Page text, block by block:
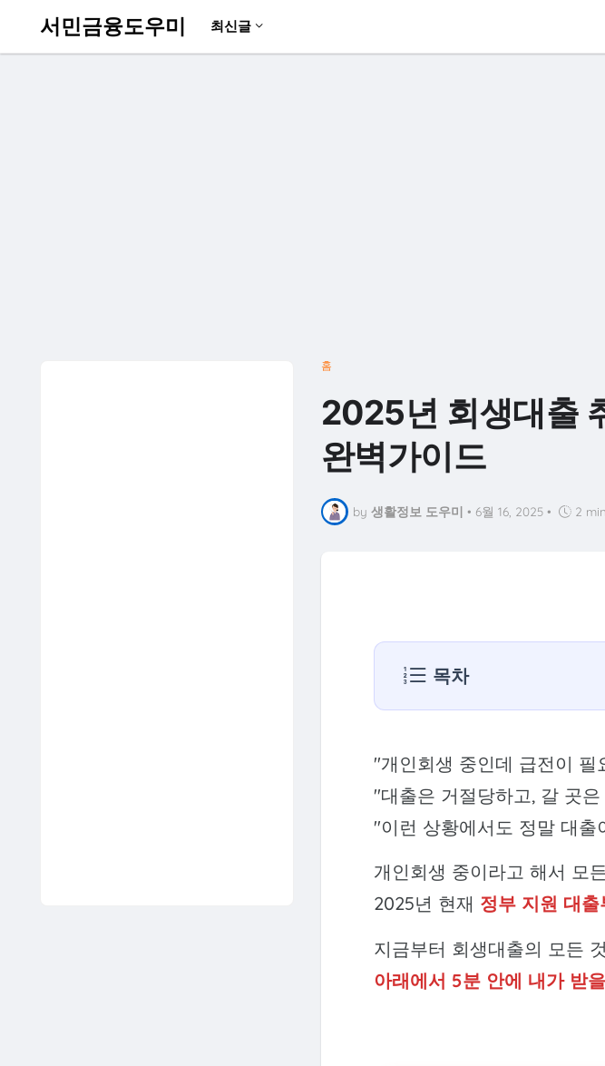
서민금융도우미 최신글
홈
2025년 회생대출
완벽가이드
by 생활정보 도우미 • 6월 16, 2025 • 2
목차
"개인회생 중인데 급전이 필
"대출은 거절당하고, 갈 곳은
"이런 상황에서도 정말 대출
개인회생 중이라고 해서 모
2025년 현재 정부 지원 대
지금부터 회생대출의 모든
아래에서 5분 안에 내가 받